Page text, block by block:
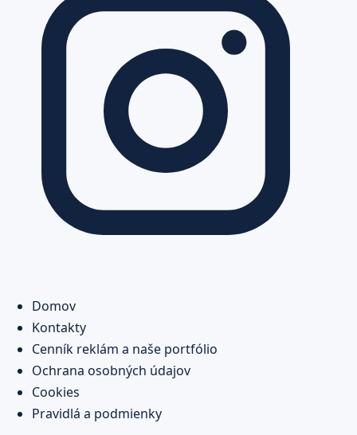
Domov
Kontakty
Cenník reklám a naše portfólio
Ochrana osobných údajov
Cookies
Pravidlá a podmienky